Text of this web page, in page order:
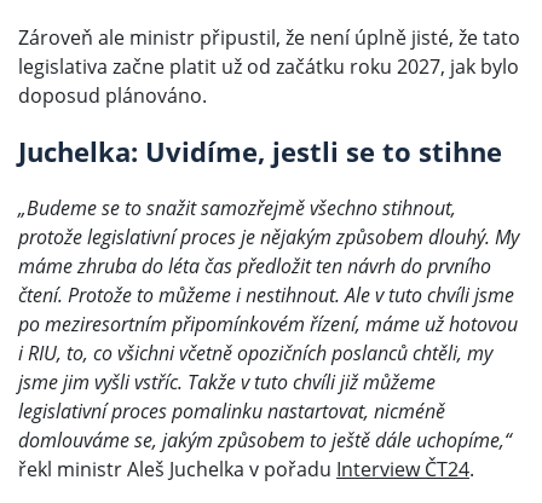
Zároveň ale ministr připustil, že není úplně jisté, že tato
legislativa začne platit už od začátku roku 2027, jak bylo
doposud plánováno.
Juchelka: Uvidíme, jestli se to stihne
„Budeme se to snažit samozřejmě všechno stihnout,
protože legislativní proces je nějakým způsobem dlouhý. My
máme zhruba do léta čas předložit ten návrh do prvního
čtení. Protože to můžeme i nestihnout. Ale v tuto chvíli jsme
po meziresortním připomínkovém řízení, máme už hotovou
i RIU, to, co všichni včetně opozičních poslanců chtěli, my
jsme jim vyšli vstříc. Takže v tuto chvíli již můžeme
legislativní proces pomalinku nastartovat, nicméně
domlouváme se, jakým způsobem to ještě dále uchopíme,“
řekl ministr Aleš Juchelka v pořadu Interview ČT24.